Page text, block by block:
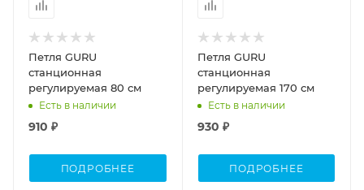
Петля GURU
станционная
регулируемая 80 см
Есть в наличии
910 ₽
ПОДРОБНЕЕ
Петля GURU
станционная
регулируемая 170 см
Есть в наличии
930 ₽
ПОДРОБНЕЕ